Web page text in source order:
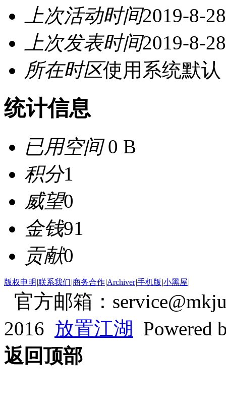
上次活动时间2019-8-
上次发表时间2019-8-
所在时区使用系统默认
统计信息
已用空间0 B
积分1
威望0
金钱91
贡献0
版权申明 |联系我们|商务合作|Archiver|手机版 |小黑屋|
官方邮箱：
2016 放置江湖
Powered
返回顶部